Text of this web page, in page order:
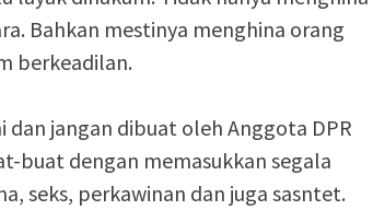
Bahkan mestinya menghina orang
berkeadilan.
dan jangan dibuat oleh Anggota DPR
buat dengan memasukkan segala
seks, perkawinan dan juga sasntet.